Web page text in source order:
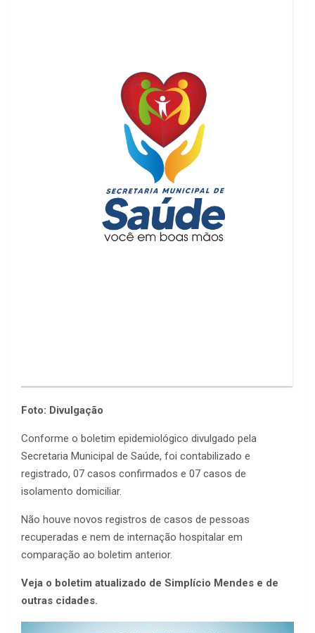
Foto: Divulgação
Conforme o boletim epidemiológico divulgado pela
Secretaria Municipal de Saúde, foi contabilizado e
registrado, 07 casos confirmados e 07 casos de
isolamento domiciliar.
Não houve novos registros de casos de pessoas
recuperadas e nem de internação hospitalar em
comparação ao boletim anterior.
Veja o boletim atualizado de Simplício Mendes e de
outras cidades.